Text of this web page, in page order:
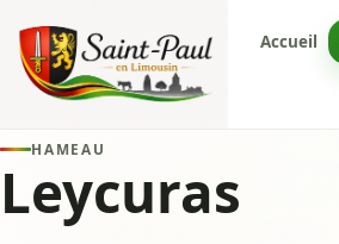
Accueil
HAMEAU
Leycuras